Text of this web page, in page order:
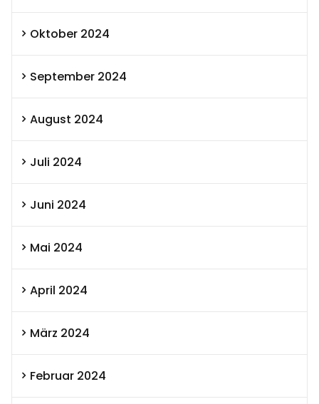
Oktober 2024
September 2024
August 2024
Juli 2024
Juni 2024
Mai 2024
April 2024
März 2024
Februar 2024